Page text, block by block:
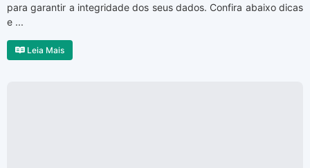
para garantir a integridade dos seus dados. Confira abaixo dicas
e ...
Leia Mais